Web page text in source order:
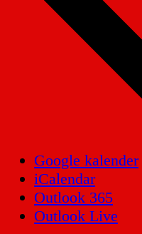
Google kalender
iCalendar
Outlook 365
Outlook Live